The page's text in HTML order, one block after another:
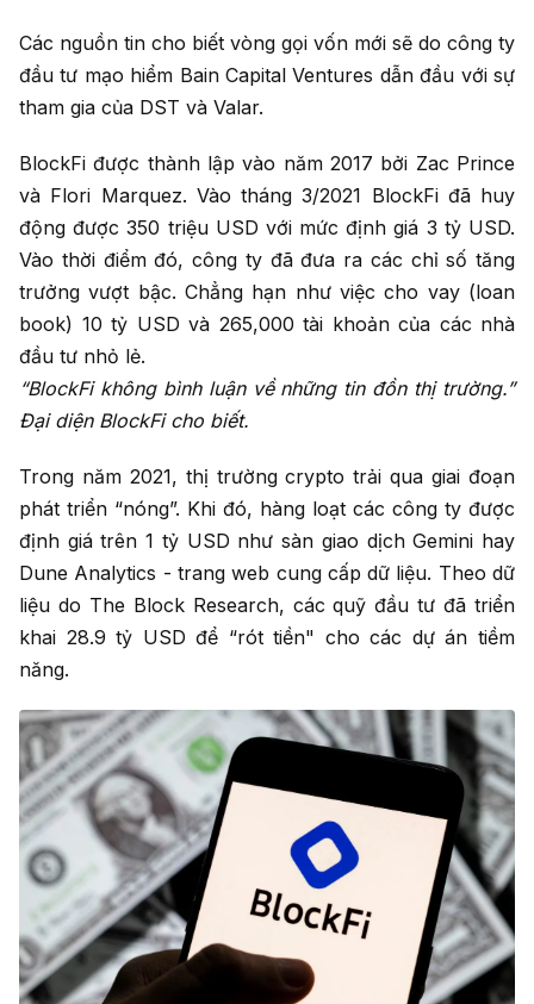
Các nguồn tin cho biết vòng gọi vốn mới sẽ do công ty
đầu tư mạo hiểm Bain Capital Ventures dẫn đầu với sự
tham gia của DST và Valar.
BlockFi được thành lập vào năm 2017 bởi Zac Prince
và Flori Marquez. Vào tháng 3/2021 BlockFi đã huy
động được 350 triệu USD với mức định giá 3 tỷ USD.
Vào thời điểm đó, công ty đã đưa ra các chỉ số tăng
trưởng vượt bậc. Chẳng hạn như việc cho vay (loan
book) 10 tỷ USD và 265,000 tài khoản của các nhà
đầu tư nhỏ lẻ.
“BlockFi không bình luận về những tin đồn thị trường.”
Đại diện BlockFi cho biết.
Trong năm 2021, thị trường crypto trải qua giai đoạn
phát triển “nóng”. Khi đó, hàng loạt các công ty được
định giá trên 1 tỷ USD như sàn giao dịch Gemini hay
Dune Analytics - trang web cung cấp dữ liệu. Theo dữ
liệu do The Block Research, các quỹ đầu tư đã triển
khai 28.9 tỷ USD để “rót tiền" cho các dự án tiềm
năng.